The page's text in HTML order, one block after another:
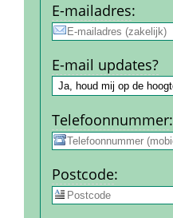
E-mail­adres:
E-mail updates?
Telefoon­nummer:
Post­code: